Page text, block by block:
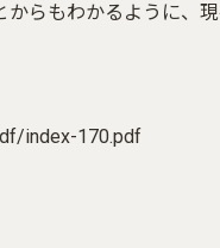
らもわかるように、
index-170.pdf